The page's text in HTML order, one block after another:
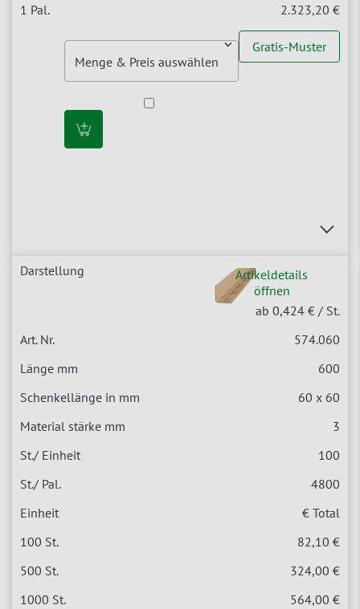
2.323,20 €
Gratis-Muster
Artikeldetails
öffnen
ab 0,424 € / St.
574.060
600
60 x 60
3
100
4800
€ Total
82,10 €
324,00 €
564,00 €